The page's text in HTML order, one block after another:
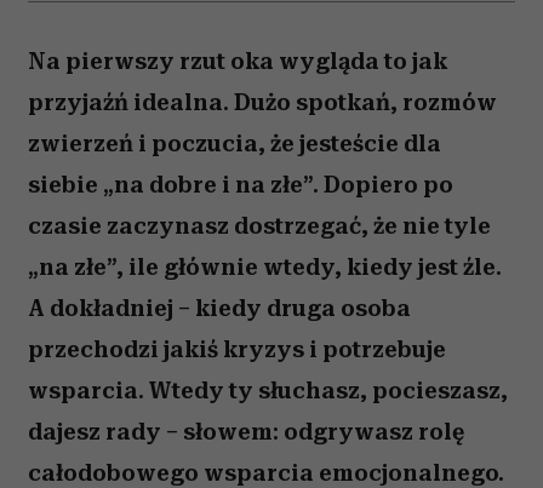
Na pierwszy rzut oka wygląda to jak
przyjaźń idealna. Dużo spotkań, rozmów
zwierzeń i poczucia, że jesteście dla
siebie „na dobre i na złe”. Dopiero po
czasie zaczynasz dostrzegać, że nie tyle
„na złe”, ile głównie wtedy, kiedy jest źle.
A dokładniej – kiedy druga osoba
przechodzi jakiś kryzys i potrzebuje
wsparcia. Wtedy ty słuchasz, pocieszasz,
dajesz rady – słowem: odgrywasz rolę
całodobowego wsparcia emocjonalnego.